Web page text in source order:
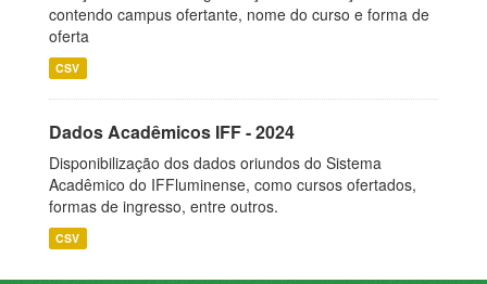
contendo campus ofertante, nome do curso e forma de
oferta
CSV
Dados Acadêmicos IFF - 2024
Disponibilização dos dados oriundos do Sistema
Acadêmico do IFFluminense, como cursos ofertados,
formas de ingresso, entre outros.
CSV